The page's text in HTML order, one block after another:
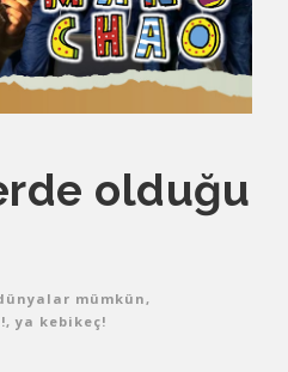
olduğu
mümkün,
, ya kebikeç!